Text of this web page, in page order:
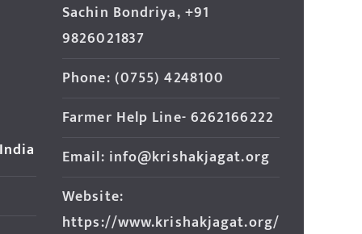
Sachin Bondriya, +91
9826021837
Phone: (0755) 4248100
Farmer Help Line- 6262166222
Email: info@krishakjagat.org
Website:
https://www.krishakjagat.org/